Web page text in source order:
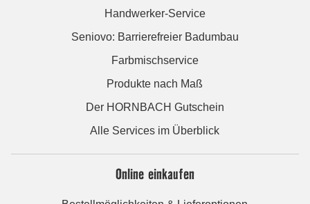
Handwerker-Service
Seniovo: Barrierefreier Badumbau
Farbmischservice
Produkte nach Maß
Der HORNBACH Gutschein
Alle Services im Überblick
Online einkaufen